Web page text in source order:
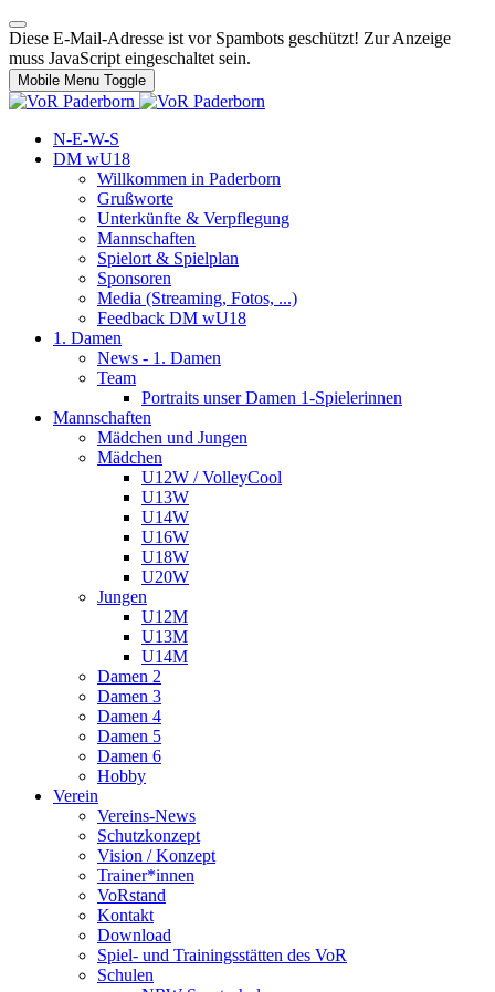
Diese E-Mail-Adresse ist vor Spambots geschützt! Zur Anzeige
muss JavaScript eingeschaltet sein.
Mobile Menu Toggle
N-E-W-S
DM wU18
Willkommen in Paderborn
Grußworte
Unterkünfte & Verpflegung
Mannschaften
Spielort & Spielplan
Sponsoren
Media (Streaming, Fotos, ...)
Feedback DM wU18
1. Damen
News - 1. Damen
Team
Portraits unser Damen 1-Spielerinnen
Mannschaften
Mädchen und Jungen
Mädchen
U12W / VolleyCool
U13W
U14W
U16W
U18W
U20W
Jungen
U12M
U13M
U14M
Damen 2
Damen 3
Damen 4
Damen 5
Damen 6
Hobby
Verein
Vereins-News
Schutzkonzept
Vision / Konzept
Trainer*innen
VoRstand
Kontakt
Download
Spiel- und Trainingsstätten des VoR
Schulen